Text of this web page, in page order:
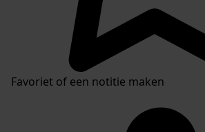
Favoriet of een notitie maken